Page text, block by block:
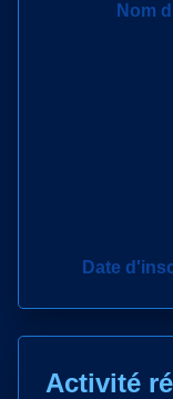
Nom
Date
Activité